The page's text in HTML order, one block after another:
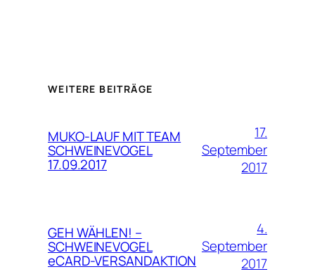
WEITERE BEITRÄGE
MUKO-LAUF MIT TEAM
SCHWEINEVOGEL
17.09.2017
17.
September
2017
GEH WÄHLEN! –
SCHWEINEVOGEL
eCARD-VERSANDAKTION
4.
September
2017